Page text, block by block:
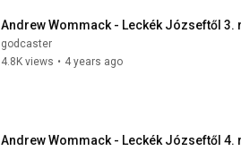
Andrew Wommack - Leckék Józseftől 3.
godcaster
4.8K views • 4 years ago
Andrew Wommack - Leckék Józseftől 4.